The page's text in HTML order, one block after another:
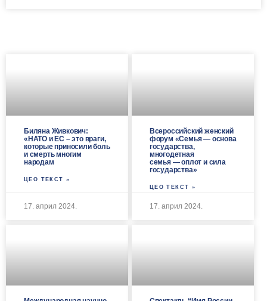
Биляна Живкович:
«НАТО и ЕС – это враги,
которые приносили боль
и смерть многим
народам
ЦЕО ТЕКСТ »
17. април 2024.
Всероссийский женский
форум «Семья — основа
государства,
многодетная
семья — оплот и сила
государства»
ЦЕО ТЕКСТ »
17. април 2024.